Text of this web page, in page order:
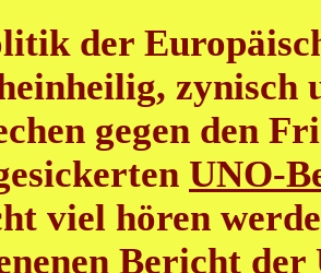
der
zynisch
gegen den
UNO-
viel hören
Bericht der